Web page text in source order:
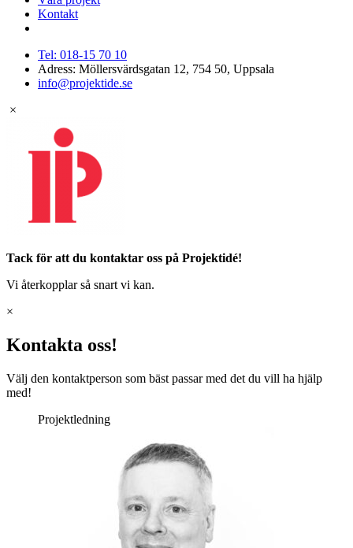
Kontakt
Tel: 018-15 70 10
Adress: Möllersvärdsgatan 12, 754 50, Uppsala
info@projektide.se
×
Tack för att du kontaktar oss på Projektidé!
Vi återkopplar så snart vi kan.
×
Kontakta oss!
Välj den kontaktperson som bäst passar med det du vill ha hjälp
med!
Projektledning